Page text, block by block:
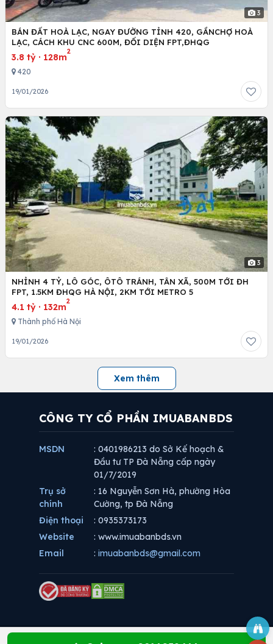
3
BÁN ĐẤT HOÀ LẠC, NGAY ĐƯỜNG TỈNH 420, GẦNCHỢ HOÀ
LẠC, CÁCH KHU CNC 600M, ĐỐI DIỆN FPT,ĐHQG
3.8 tỷ · 128m
2
420
19/01/2026
3
NHỈNH 4 TỶ, LÔ GÓC, ÔTÔ TRÁNH, TÂN XÃ, 500M TỚI ĐH
FPT, 1.5KM ĐHQG HÀ NỘI, 2KM TỚI METRO 5
4.1 tỷ · 132m
2
Thành phố Hà Nội
19/01/2026
Xem thêm
CÔNG TY CỔ PHẦN IMUABANBDS
MSDN
: 0401986213 do Sở Kế hoạch &
Đầu tư TP Đà Nẵng cấp ngày
01/7/2019
Trụ sở
chính
: 16 Nguyễn Sơn Hà, phường Hòa
Cường, tp Đà Nẵng
Điện thoại
: 0935373173
Website
: www.imuabanbds.vn
Email
: imuabanbds@gmail.com